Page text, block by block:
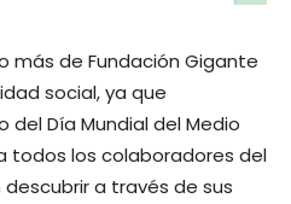
más de Fundación Gigante
social, ya que
Día Mundial del Medio
todos los colaboradores del
a través de sus